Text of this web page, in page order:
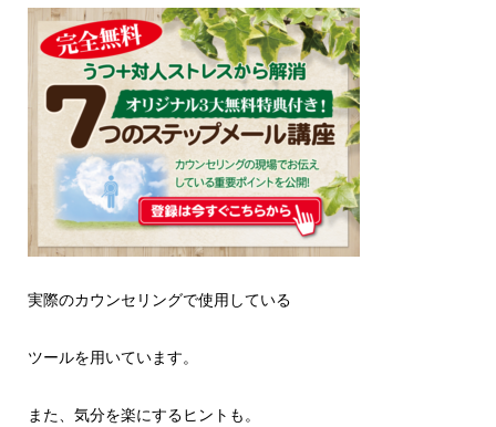
実際のカウンセリングで使用している
ツールを用いています。
また、気分を楽にするヒントも。